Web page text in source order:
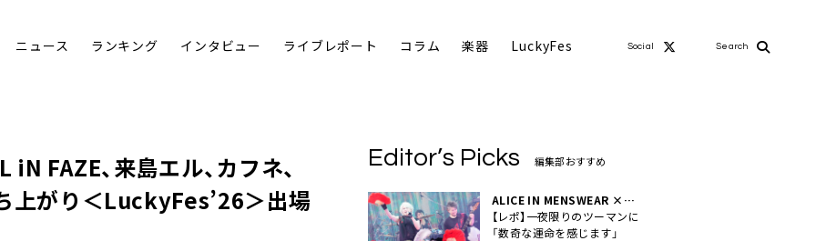
ニュース ランキング インタビュー ライブレポート コラム 楽器 LuckyFes Social Search
iN FAZE、来島エル、カフネ、
上がり＜LuckyFes’26＞出場
Editor’s Picks 編集部おすすめ
ALICE IN MENSWEAR ×
MASCHERA
【レポ】一夜限りのツーマンに
「数奇な運命を感じます」